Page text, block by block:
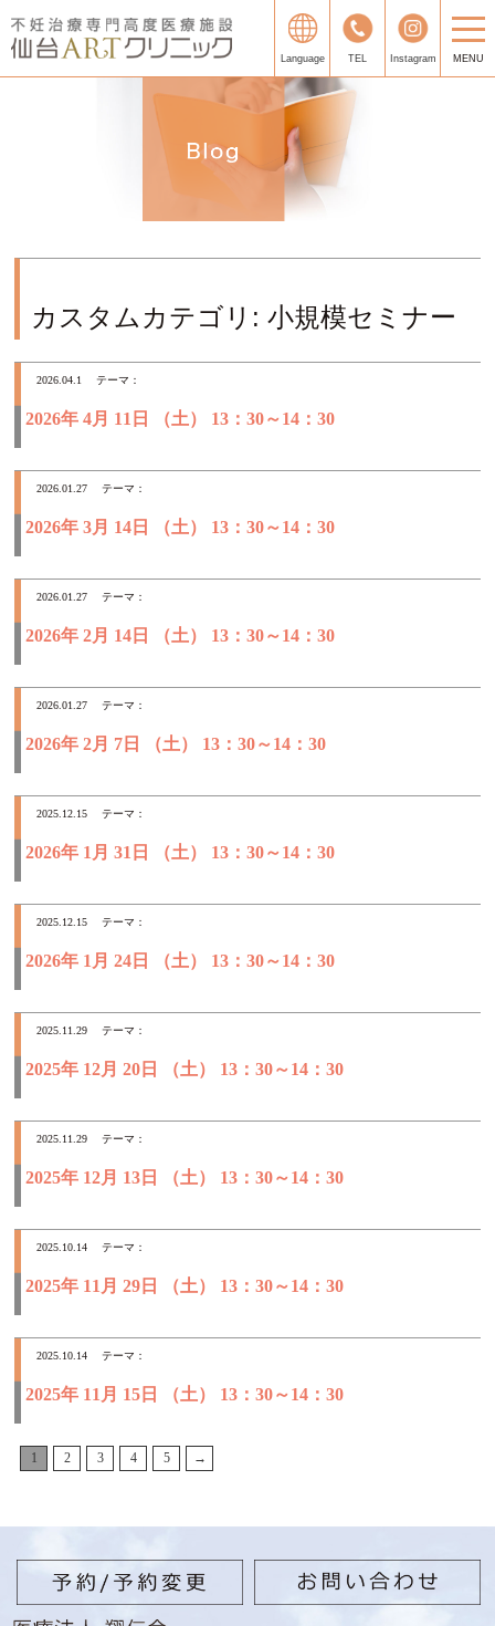
Language TEL Instagram MENU
カスタムカテゴリ:小規模セミナー
2026.04.1 テーマ：
2026年 4月 11日 （土） 13：30～14：30
2026.01.27 テーマ：
2026年 3月 14日 （土） 13：30～14：30
2026.01.27 テーマ：
2026年 2月 14日 （土） 13：30～14：30
2026.01.27 テーマ：
2026年 2月 7日 （土） 13：30～14：30
2025.12.15 テーマ：
2026年 1月 31日 （土） 13：30～14：30
2025.12.15 テーマ：
2026年 1月 24日 （土） 13：30～14：30
2025.11.29 テーマ：
2025年 12月 20日 （土） 13：30～14：30
2025.11.29 テーマ：
2025年 12月 13日 （土） 13：30～14：30
2025.10.14 テーマ：
2025年 11月 29日 （土） 13：30～14：30
2025.10.14 テーマ：
2025年 11月 15日 （土） 13：30～14：30
1 2 3 4 5 →